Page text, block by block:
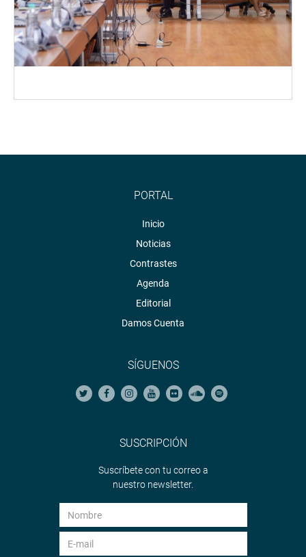
PORTAL
Inicio
Noticias
Contrastes
Agenda
Editorial
Damos Cuenta
SÍGUENOS
SUSCRIPCIÓN
Suscríbete con tu correo a
nuestro newsletter.